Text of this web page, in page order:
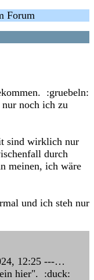
Forum
:gruebeln:
noch ich zu
sind wirklich nur
durch
meinen, ich wäre
und ich steh nur
12:25 ---…
hier". :duck: